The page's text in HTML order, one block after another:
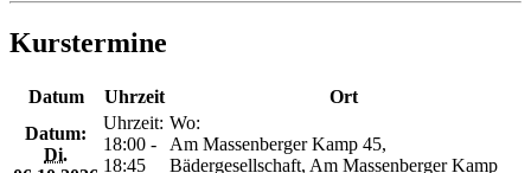
Kurstermine
Datum Uhrzeit
Ort
Datum:
Di.
Uhrzeit:
18:00 -
18:45
Wo:
Am Massenberger Kamp 45,
Bädergesellschaft, Am Massenberger Kamp